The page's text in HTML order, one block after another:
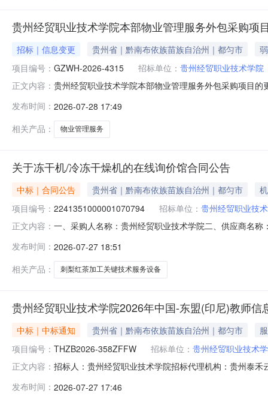
贵州经贸职业技术学院本部物业管理服务外包采购项
招标｜信息变更 贵州省｜黔南布依族苗族自治州｜都匀市
项目编号： GZWH-2026-4315 招标单位： 贵州经贸职业技术学院
正文内容： 贵州经贸职业技术学院本部物业管理服务外包采购项目
室值班员（满分4分）：持消防设施操作员五级技能证书
分）：不具备消
发布时间： 2026-07-28 17:49
相关产品：
物业管理服务
关于冻干机/冷冻干燥机的在线询价馆合同公告
中标｜合同公告 贵州省｜黔南布依族苗族自治州｜都匀市
项目编号： 2241351000001070794 招标单位： 贵州经贸职业技
正文内容： 一、采购人名称：贵州经贸职业技术学院二、供应商名
采购1批科旺达HFD-20批1.008080080800服务要求或标
发布时间： 2026-07-27 18:51
相关产品：
刺梨红茶加工关键技术服务设备
贵州经贸职业技术学院2026年中国-东盟(印尼)教师
中标｜中标通知 贵州省｜黔南布依族苗族自治州｜都匀市
项目编号： THZB2026-358ZFFW 招标单位： 贵州经贸职业技术
正文内容： 招标人：贵州经贸职业技术学院招标代理机构：贵州泰
司总价人民币308600元贵州经贸职业技术学院2026年中
发布时间： 2026-07-27 17:46